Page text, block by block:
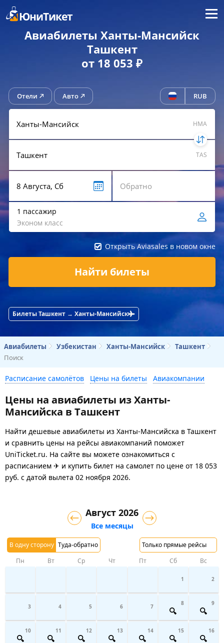
ЮниТикет Меню
Авиабилеты Ханты-Мансийск
Ташкент
от 18 053 ₽
Отели Авто RUB
HMA
TAS
1 пассажир
Эконом класс
Открыть Aviasales в новом окне
Найти билеты
Билеты Ташкент → Ханты-Мансийск
Авиабилеты Узбекистан Ханты-Мансийск
Ташкент
Поиск
Расписание самолётов Цены на билеты Авиакомпании
Цены на авиабилеты из Ханты-
Мансийска в Ташкент
Найти дешевые авиабилеты из Ханты-Мансийска в Ташкент
и сравнить цены на рейсы авиакомпаний поможет
UniTicket.ru. На сайте вы можете ознакомиться с
расписанием ✈ и купить билет на самолет по цене от 18 053
руб. с датой вылета 02 ноября 2026.
В одну сторону Туда-обратно Только прямые рейсы
Август 2026
Все месяцы
Пн Вт Ср Чт Пт Сб Вс
1 2
3 4 5 6 7 8 9
10 11 12 13 14 15 16